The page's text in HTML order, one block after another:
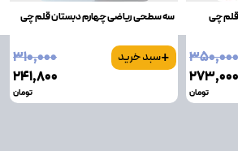
قلم چی
۳۵۰٬۰۰۰
۲۷۳٬۰۰۰
تومان
سه سطحی ریاضی چهارم دبستان قلم چی
+سبد خرید
۳۱۰٬۰۰۰
۲۴۱٬۸۰۰
تومان